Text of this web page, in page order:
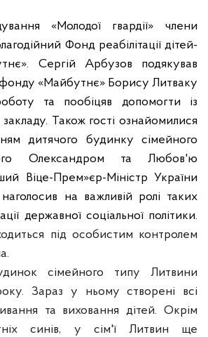
«Молодої гвардії» члени
Фонд реабілітації дітей-
Сергій Арбузов подякував
фонду «Майбутнє» Борису Литваку
та пообіцяв допомогти із
Також гості ознайомилися
дитячого будинку сімейного
Олександром та Любов'ю
Віце-Прем»єр-Міністр України
на важливій ролі таких
державної соціальної політики.
під особистим контролем
сімейного типу Литвини
Зараз у ньому створені всі
та виховання дітей. Окрім
синів, у сім'ї Литвин ще